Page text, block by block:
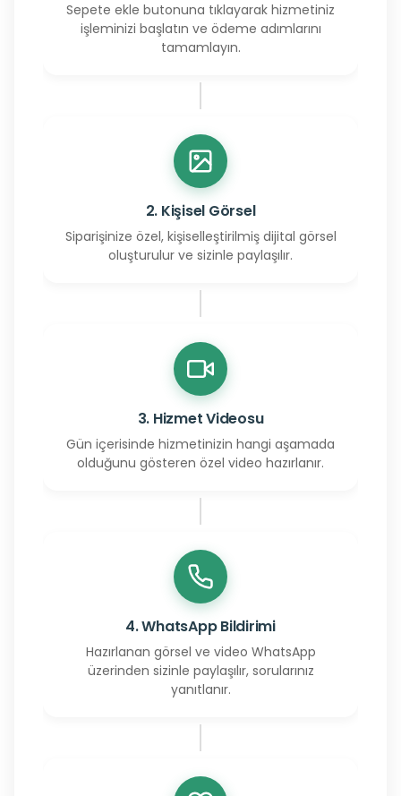
Sepete ekle butonuna tıklayarak hizmetiniz
işleminizi başlatın ve ödeme adımlarını
tamamlayın.
2. Kişisel Görsel
Siparişinize özel, kişiselleştirilmiş dijital görsel
oluşturulur ve sizinle paylaşılır.
3. Hizmet Videosu
Gün içerisinde hizmetinizin hangi aşamada
olduğunu gösteren özel video hazırlanır.
4. WhatsApp Bildirimi
Hazırlanan görsel ve video WhatsApp
üzerinden sizinle paylaşılır, sorularınız
yanıtlanır.